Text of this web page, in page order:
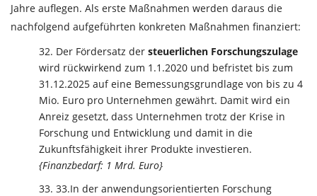
Jahre auflegen. Als erste Maßnahmen werden daraus die
nachfolgend aufgeführten konkreten Maßnahmen finanziert:
Der Fördersatz der steuerlichen Forschungszulage
wird rückwirkend zum 1.1.2020 und befristet bis zum
31.12.2025 auf eine Bemessungsgrundlage von bis zu 4
Mio. Euro pro Unternehmen gewährt. Damit wird ein
Anreiz gesetzt, dass Unternehmen trotz der Krise in
Forschung und Entwicklung und damit in die
Zukunftsfähigkeit ihrer Produkte investieren.
{Finanzbedarf: 1 Mrd. Euro}
33.In der anwendungsorientierten Forschung